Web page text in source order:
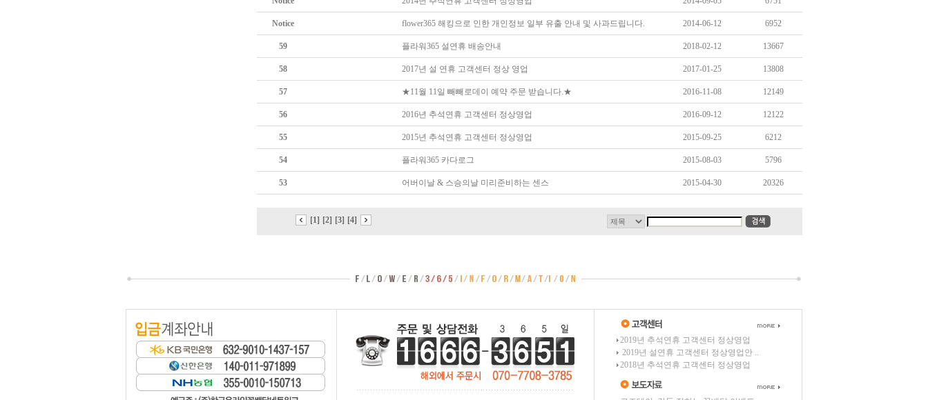
Notice flower365 해킹으로 인한 개인정보 일부 유출 안내 및 사과드립니다. 2014-06-12 6952
59 플라워365 설연휴 배송안내 2018-02-12 13667
58 2017년 설 연휴 고객센터 정상 영업 2017-01-25 13808
57 ★11월 11일 빼빼로데이 예약 주문 받습니다.★ 2016-11-08 12149
56 2016년 추석연휴 고객센터 정상영업 2016-09-12 12122
55 2015년 추석연휴 고객센터 정상영업 2015-09-25 6212
54 플라워365 카다로그 2015-08-03 5796
53 어버이날 & 스승의날 미리준비하는 센스 2015-04-30 20326
[1] [2] [3] [4]
2019년 추석연휴 고객센터 정상영업
2019년 설연휴 고객센터 정상영업안 ..
2018년 추석연휴 고객센터 정상영업